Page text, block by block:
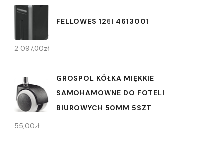
FELLOWES 125I 4613001
2 097,00zł
GROSPOL KÓŁKA MIĘKKIE
SAMOHAMOWNE DO FOTELI
BIUROWYCH 50MM 5SZT
55,00zł